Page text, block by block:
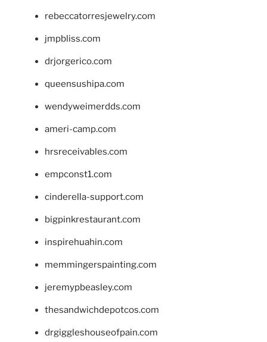
rebeccatorresjewelry.com
jmpbliss.com
drjorgerico.com
queensushipa.com
wendyweimerdds.com
ameri-camp.com
hrsreceivables.com
empconst1.com
cinderella-support.com
bigpinkrestaurant.com
inspirehuahin.com
memmingerspainting.com
jeremypbeasley.com
thesandwichdepotcos.com
drgiggleshouseofpain.com